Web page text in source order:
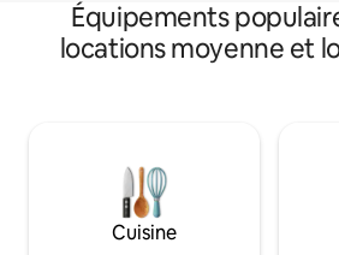
Équipements
locations moyenne et
Cuisine